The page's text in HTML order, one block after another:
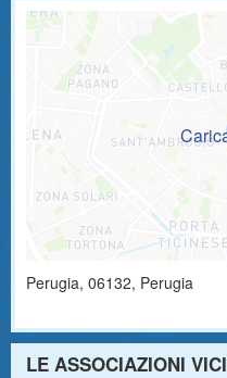
Perugia, 06132, Perugia
LE ASSOCIAZIONI